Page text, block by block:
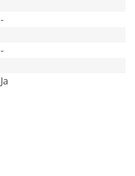
-
-
Ja